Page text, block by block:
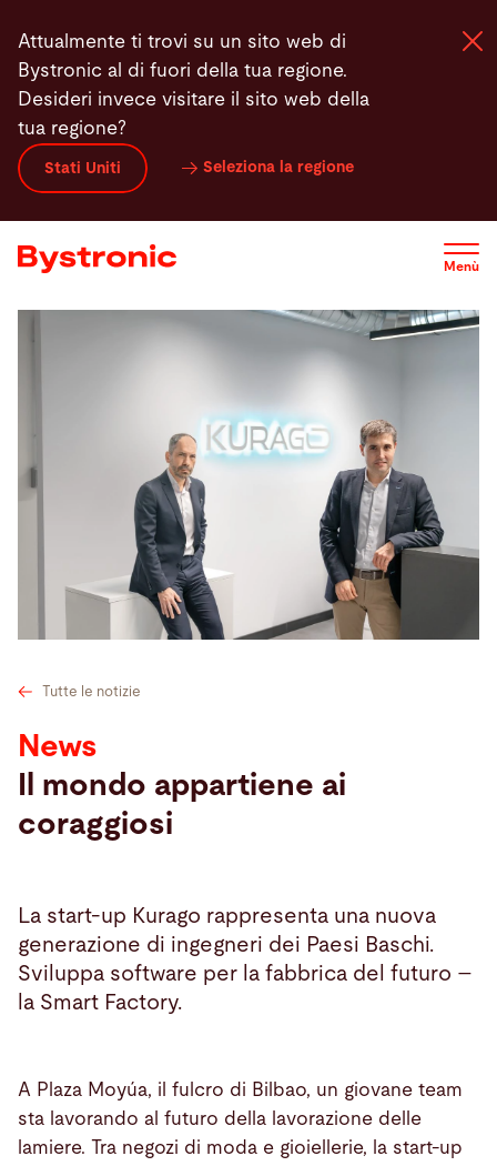
contenuto
principale
Attualmente ti trovi su un sito web di
Bystronic al di fuori della tua regione.
Desideri invece visitare il sito web della
tua regione?
Stati Uniti Seleziona la regione
Menù
Macchine e Software
Servizi
Azienda
Contatti myBystronic
Tutte le notizie
News
Il mondo appartiene ai
coraggiosi
La start-up Kurago rappresenta una nuova
generazione di ingegneri dei Paesi Baschi.
Sviluppa software per la fabbrica del futuro –
la Smart Factory.
A Plaza Moyúa, il fulcro di Bilbao, un giovane team
sta lavorando al futuro della lavorazione delle
lamiere. Tra negozi di moda e gioiellerie, la start-up